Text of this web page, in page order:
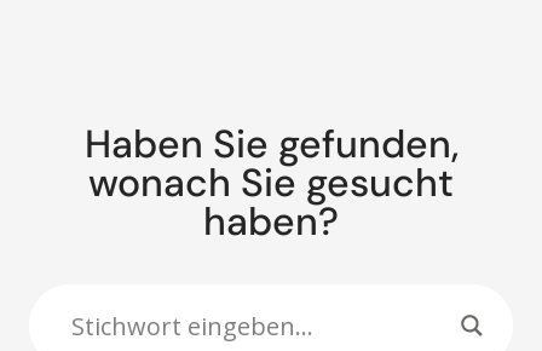
Haben Sie gefunden,
wonach Sie gesucht
haben?